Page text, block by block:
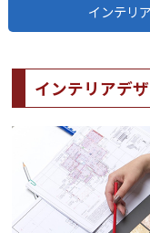
インテリ
インテリアデ